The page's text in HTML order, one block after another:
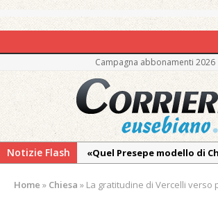
Campagna abbonamenti 2026
Notizie Flash
«Quel Presepe modello di
Ringraziamento: convegno,
Home » Chiesa » La gratitudine di Vercelli verso